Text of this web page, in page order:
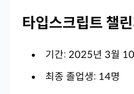
타입스크립트 챌
기간: 2025년 3월
최종 졸업생: 14명